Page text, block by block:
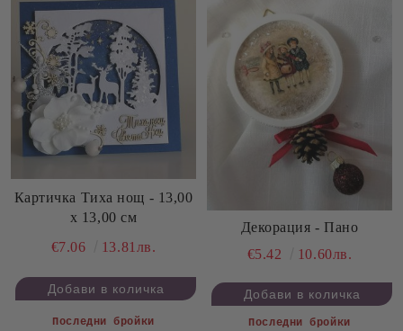
Картичка Тиха нощ - 13,00
х 13,00 см
€7.06
13.81лв.
Последни бройки
Декорация - Пано
€5.42
10.60лв.
Последни бройки